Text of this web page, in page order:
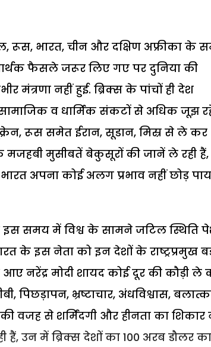
रूस, भारत, चीन और दक्षिण अफ्रीका के
फैसले जरूर लिए गए पर दुनिया की
मंत्रणा नहीं हुई. ब्रिक्स के पांचों ही देश
व धार्मिक संकटों से अधिक जूझ
रूस समेत ईरान, सूडान, मिस्र से ले कर
मजहबी मुसीबतें बेकुसूरों की जानें ले रही
अपना कोई अलग प्रभाव नहीं छोड़
इस समय में विश्व के सामने जटिल स्थिति
के इस नेता को इन देशों के राष्ट्रप्रमुख
नरेंद्र मोदी शायद कोई दूर की कौड़ी ले
भ्रष्टाचार, अंधविश्वास,
वजह से शर्मिंदगी और हीनता का शिकार
उन में ब्रिक्स देशों का 100 अरब डौलर का